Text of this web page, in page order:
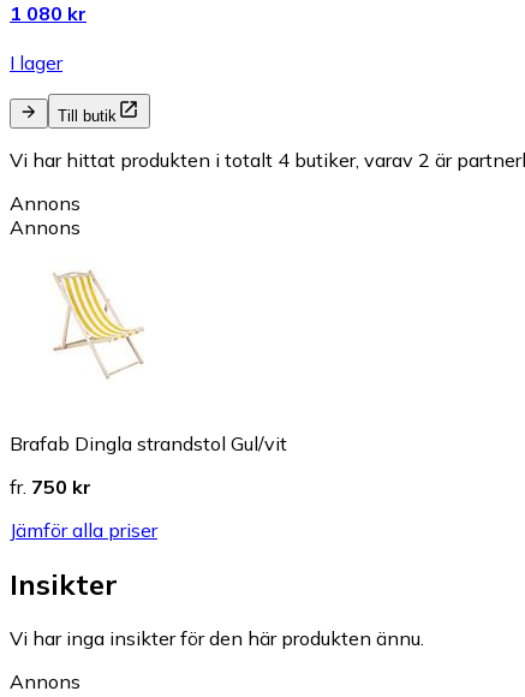
1 080 kr
I lager
Till butik
Vi har hittat produkten i totalt 4 butiker, varav 2 är
Annons
Annons
Brafab Dingla strandstol Gul/vit
fr. 750 kr
Jämför alla priser
Insikter
Vi har inga insikter för den här produkten ännu.
Annons